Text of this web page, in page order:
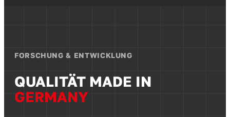
FORSCHUNG & ENTWICKLUNG
QUALITÄT MADE IN
GERMANY